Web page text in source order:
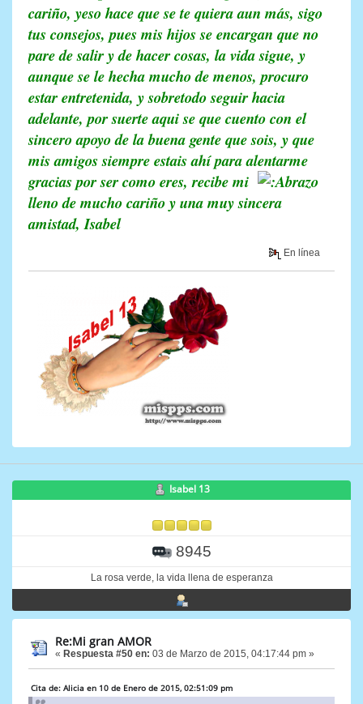
cariño, yeso hace que se te quiera aun más, sigo
tus consejos, pues mis hijos se encargan que no
pare de salir y de hacer cosas, la vida sigue, y
aunque se le hecha mucho de menos, procuro
estar entretenida, y sobretodo seguir hacia
adelante, por suerte aqui se que cuento con el
sincero apoyo de la buena gente que sois, y que
mis amigos siempre estais ahí para alentarme
gracias por ser como eres, recibe mi
lleno de mucho cariño y una muy sincera
amistad, Isabel
En línea
Isabel 13
8945
La rosa verde, la vida llena de esperanza
Re:Mi gran AMOR
« Respuesta #50 en: 03 de Marzo de 2015, 04:17:44 pm »
Cita de: Alicia en 10 de Enero de 2015, 02:51:09 pm